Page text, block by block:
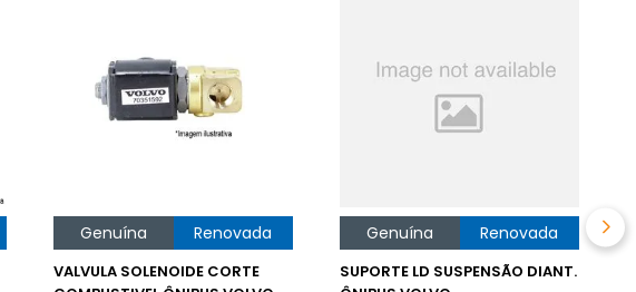
Genuína Renovada
VALVULA SOLENOIDE CORTE
Genuína Renovada
SUPORTE LD SUSPENSÃO DIANT.